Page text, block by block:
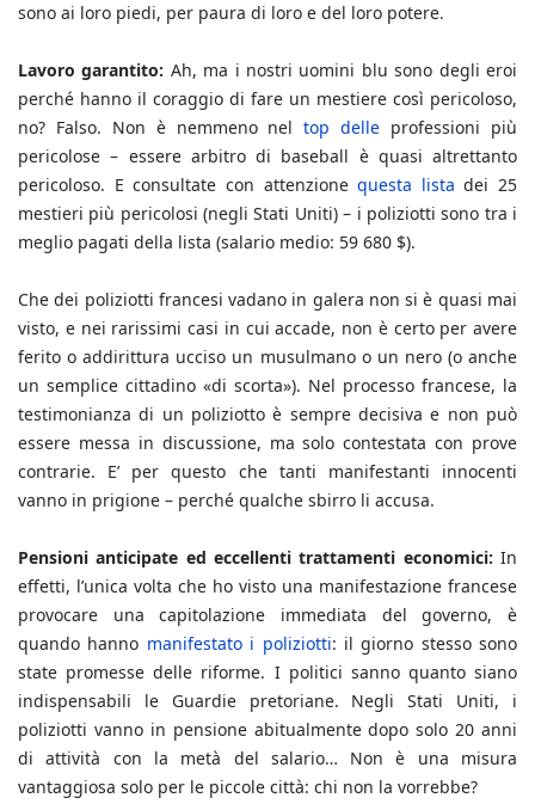
sono ai loro piedi, per paura di loro e del loro potere.
Lavoro garantito: Ah, ma i nostri uomini blu sono degli eroi
perché hanno il coraggio di fare un mestiere così pericoloso,
no? Falso. Non è nemmeno neltop delle professioni più
pericolose – essere arbitro di baseball è quasi altrettanto
pericoloso. E consultate con attenzionequesta lista dei 25
mestieri più pericolosi (negli Stati Uniti) – i poliziotti sono tra i
meglio pagati della lista (salario medio: 59 680 $).
Che dei poliziotti francesi vadano in galera non si è quasi mai
visto, e nei rarissimi casi in cui accade, non è certo per avere
ferito o addirittura ucciso un musulmano o un nero (o anche
un semplice cittadino «di scorta»). Nel processo francese, la
testimonianza di un poliziotto è sempre decisiva e non può
essere messa in discussione, ma solo contestata con prove
contrarie. E’ per questo che tanti manifestanti innocenti
vanno in prigione – perché qualche sbirro li accusa.
Pensioni anticipate ed eccellenti trattamenti economici: In
effetti, l’unica volta che ho visto una manifestazione francese
provocare una capitolazione immediata del governo, è
quando hanno manifestato i poliziotti: il giorno stesso sono
state promesse delle riforme. I politici sanno quanto siano
indispensabili le Guardie pretoriane. Negli Stati Uniti, i
poliziotti vanno in pensione abitualmente dopo solo 20 anni
di attività con la metà del salario… Non è una misura
vantaggiosa solo per le piccole città: chi non la vorrebbe?